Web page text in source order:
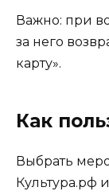
Важно: при
за него
карту».
Как
Выбрать
Культура.рф